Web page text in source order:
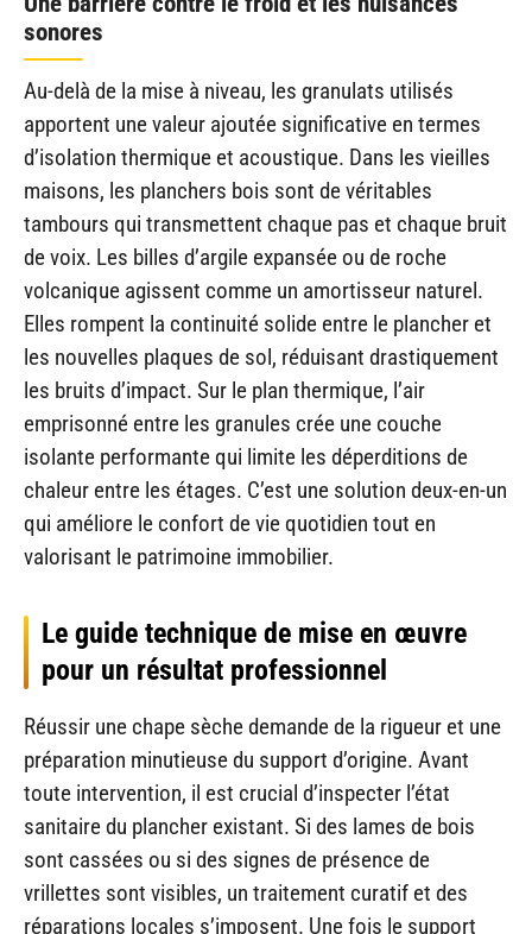
sonores
Au-delà de la mise à niveau, les granulats utilisés
apportent une valeur ajoutée significative en termes
d’isolation thermique et acoustique. Dans les vieilles
maisons, les planchers bois sont de véritables
tambours qui transmettent chaque pas et chaque bruit
de voix. Les billes d’argile expansée ou de roche
volcanique agissent comme un amortisseur naturel.
Elles rompent la continuité solide entre le plancher et
les nouvelles plaques de sol, réduisant drastiquement
les bruits d’impact. Sur le plan thermique, l’air
emprisonné entre les granules crée une couche
isolante performante qui limite les déperditions de
chaleur entre les étages. C’est une solution deux-en-un
qui améliore le confort de vie quotidien tout en
valorisant le patrimoine immobilier.
Le guide technique de mise en œuvre
pour un résultat professionnel
Réussir une chape sèche demande de la rigueur et une
préparation minutieuse du support d’origine. Avant
toute intervention, il est crucial d’inspecter l’état
sanitaire du plancher existant. Si des lames de bois
sont cassées ou si des signes de présence de
vrillettes sont visibles, un traitement curatif et des
réparations locales s’imposent. Une fois le support